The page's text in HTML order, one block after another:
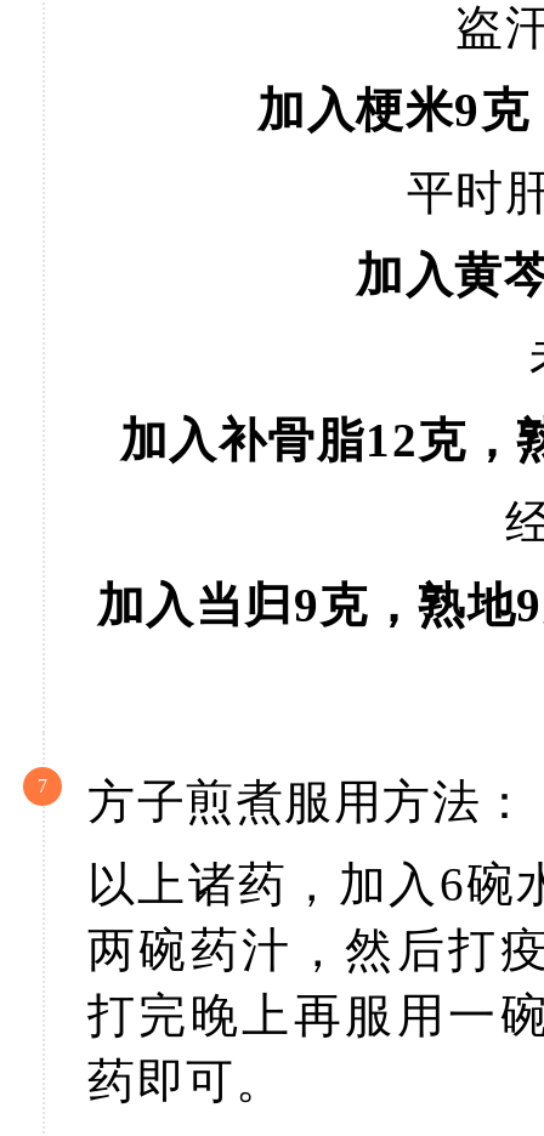
盗
加入梗米9
平时
加入黄
加入补骨脂12克，
加入当归9克，熟地
7
方子煎煮服用方法：
以上诸药，加入6碗
两碗药汁，然后打
打完晚上再服用一
药即可。